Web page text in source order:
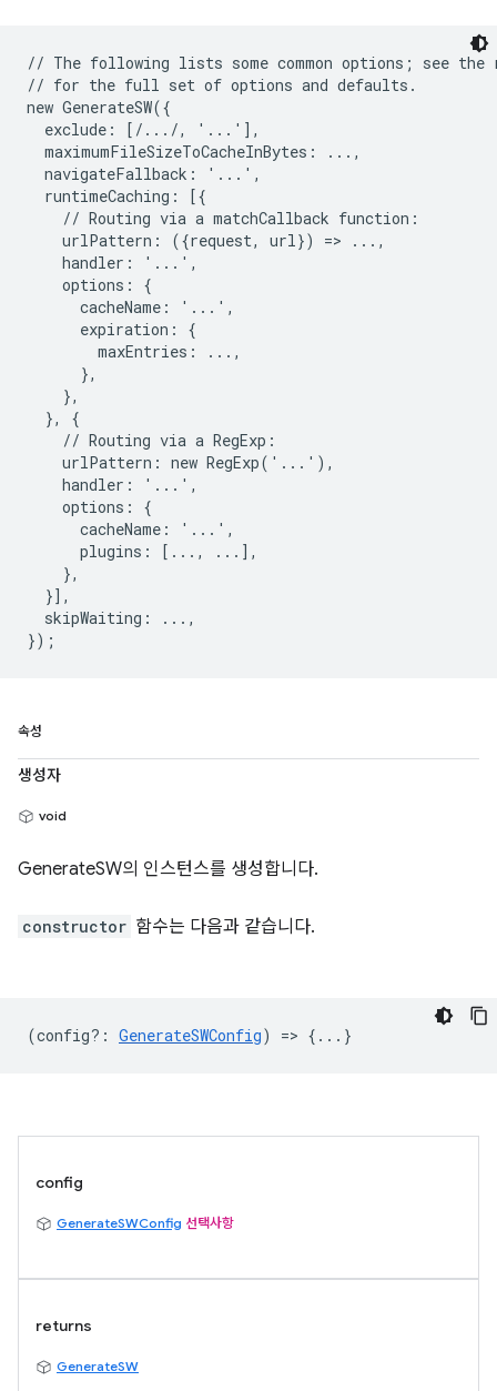
// The following lists some common options; see the
// for the full set of options and defaults.
new GenerateSW({
  exclude: [/.../, '...'],
  maximumFileSizeToCacheInBytes: ...,
  navigateFallback: '...',
  runtimeCaching: [{
    // Routing via a matchCallback function:
    urlPattern: ({request, url}) => ...,
    handler: '...',
    options: {
      cacheName: '...',
      expiration: {
        maxEntries: ...,
      },
    },
  }, {
    // Routing via a RegExp:
    urlPattern: new RegExp('...'),
    handler: '...',
    options: {
      cacheName: '...',
      plugins: [..., ...],
    },
  }],
  skipWaiting: ...,
속성
생성자
void
GenerateSW의 인스턴스를 생성합니다.
constructor 함수는 다음과 같습니다.
(config? : GenerateSWConfig) => {...}
config
GenerateSWConfig 선택사항
returns
GenerateSW